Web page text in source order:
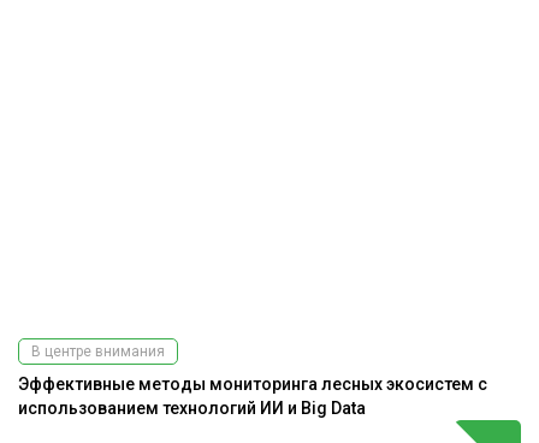
В центре внимания
Эффективные методы мониторинга лесных экосистем с
использованием технологий ИИ и Big Data